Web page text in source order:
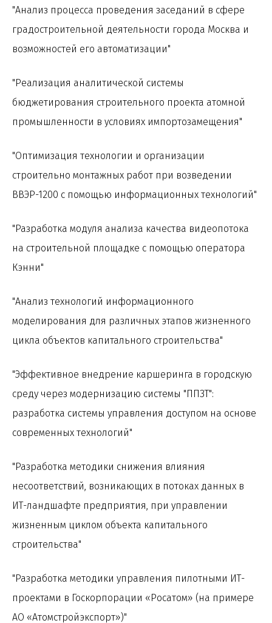
"Анализ процесса проведения заседаний в сфере
градостроительной деятельности города Москва и
возможностей его автоматизации"
"Реализация аналитической системы
бюджетирования строительного проекта атомной
промышленности в условиях импортозамещения"
"Оптимизация технологии и организации
строительно монтажных работ при возведении
ВВЭР-1200 с помощью информационных технологий"
"Разработка модуля анализа качества видеопотока
на строительной площадке с помощью оператора
Кэнни"
"Анализ технологий информационного
моделирования для различных этапов жизненного
цикла объектов капитального строительства"
"Эффективное внедрение каршеринга в городскую
среду через модернизацию системы "ППЗТ":
разработка системы управления доступом на основе
современных технологий"
"Разработка методики снижения влияния
несоответствий, возникающих в потоках данных в
ИТ-ландшафте предприятия, при управлении
жизненным циклом объекта капитального
строительства"
"Разработка методики управления пилотными ИТ-
проектами в Госкорпорации «Росатом» (на примере
АО «Атомстройэкспорт»)"